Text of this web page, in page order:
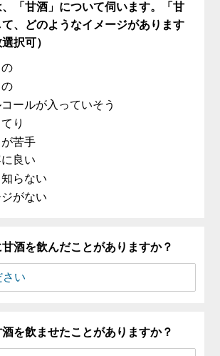
「甘酒」について伺います。「甘
、どのようなイメージがあります
択可）
ールが入っていそう
り
苦手
良い
らない
がない
酒を飲んだことがありますか？
を飲ませたことがありますか？